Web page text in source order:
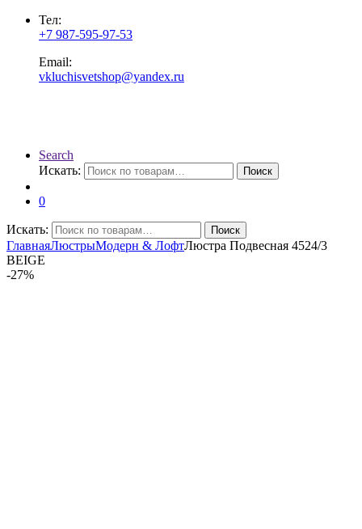
Тел:
+7 987-595-97-53
Email:
vkluchisvetshop@yandex.ru
Search
Искать:
Поиск
0
Искать: Поиск
ГлавнаяЛюстрыМодерн & ЛофтЛюстра Подвесная 4524/3
BEIGE
-27%